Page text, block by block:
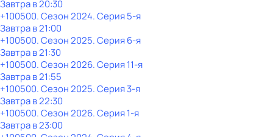
Завтра в 20:30
+100500. Сезон 2024. Серия 5-я
Завтра в 21:00
+100500. Сезон 2025. Серия 6-я
Завтра в 21:30
+100500. Сезон 2026. Серия 11-я
Завтра в 21:55
+100500. Сезон 2025. Серия 3-я
Завтра в 22:30
+100500. Сезон 2026. Серия 1-я
Завтра в 23:00